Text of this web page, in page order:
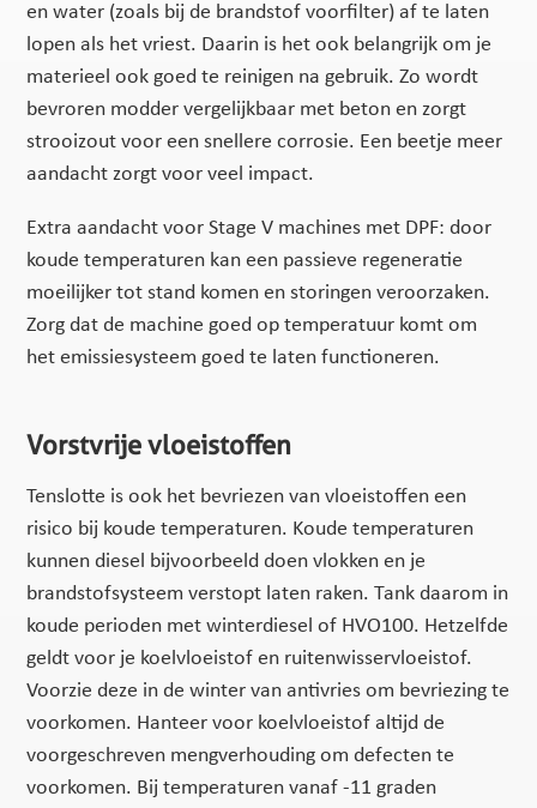
en water (zoals bij de brandstof voorfilter) af te laten
lopen als het vriest. Daarin is het ook belangrijk om je
materieel ook goed te reinigen na gebruik. Zo wordt
bevroren modder vergelijkbaar met beton en zorgt
strooizout voor een snellere corrosie. Een beetje meer
aandacht zorgt voor veel impact.
Extra aandacht voor Stage V machines met DPF: door
koude temperaturen kan een passieve regeneratie
moeilijker tot stand komen en storingen veroorzaken.
Zorg dat de machine goed op temperatuur komt om
het emissiesysteem goed te laten functioneren.
Vorstvrije vloeistoffen
Tenslotte is ook het bevriezen van vloeistoffen een
risico bij koude temperaturen. Koude temperaturen
kunnen diesel bijvoorbeeld doen vlokken en je
brandstofsysteem verstopt laten raken. Tank daarom in
koude perioden met winterdiesel of HVO100. Hetzelfde
geldt voor je koelvloeistof en ruitenwisservloeistof.
Voorzie deze in de winter van antivries om bevriezing te
voorkomen. Hanteer voor koelvloeistof altijd de
voorgeschreven mengverhouding om defecten te
voorkomen. Bij temperaturen vanaf -11 graden